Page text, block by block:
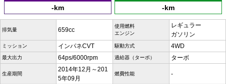
-km -km
排気量 659cc
使用燃料
エンジン
レギュラー
ガソリン
ミッション インパネCVT 駆動方式 4WD
最大出力 64ps/6000rpm 過給器（ターボ） ターボ
生産期間
2014年12月～201
5年09月
燃費性能 -